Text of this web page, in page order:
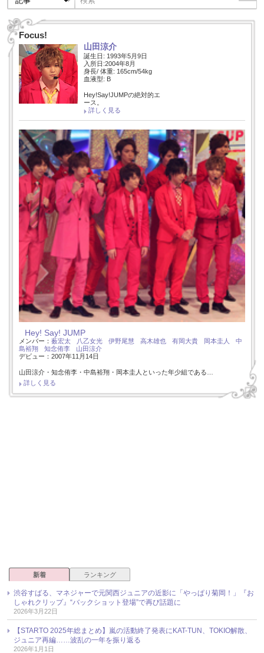
Focus!
山田涼介
誕生日: 1993年5月9日
入所日:2004年8月
身長/ 体重: 165cm/54kg
血液型: B
Hey!Say!JUMPの絶対的エ
ース。
詳しく見る
Hey! Say! JUMP
メンバー： 薮宏太 八乙女光 伊野尾慧 高木雄也 有岡大貴 岡本圭人
中
島裕翔
知念侑李
山田涼介
デビュー：2007年11月14日
山田涼介・知念侑李・中島裕翔・岡本圭人といった年少組である…
詳しく見る
新着 ランキング
渋谷すばる、マネジャーで元関西ジュニアの近影に「やっぱり菊岡！」『お
しゃれクリップ』“バックショット登場”で再び話題に
2026年3月22日
【STARTO 2025年総まとめ】嵐の活動終了発表にKAT-TUN、TOKIO解散、
ジュニア再編……波乱の一年を振り返る
2026年1月1日